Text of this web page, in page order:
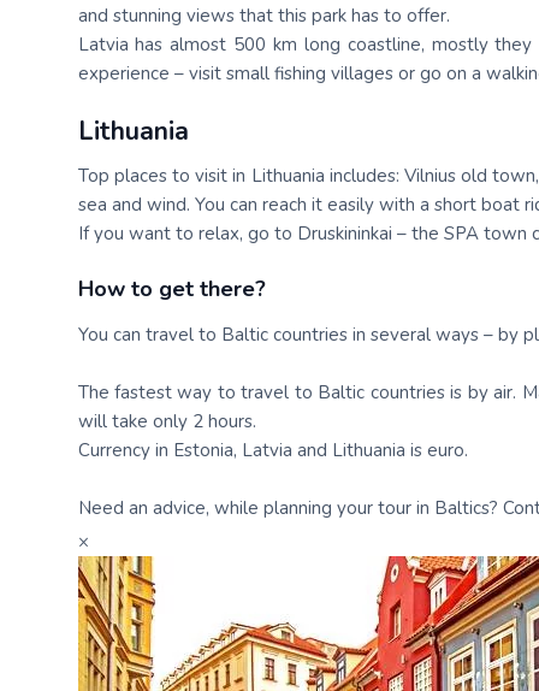
and stunning views that this park has to offer.
Latvia has almost 500 km long coastline, mostly
experience – visit small fishing villages or go on a
Lithuania
Top places to visit in Lithuania includes: Vilnius old
sea and wind. You can reach it easily with a short boat
If you want to relax, go to Druskininkai – the SPA
How to get there?
You can travel to Baltic countries in several ways – by
The fastest way to travel to Baltic countries is by air.
will take only 2 hours.
Currency in Estonia, Latvia and Lithuania is euro.
Need an advice, while planning your tour in Baltics?
×